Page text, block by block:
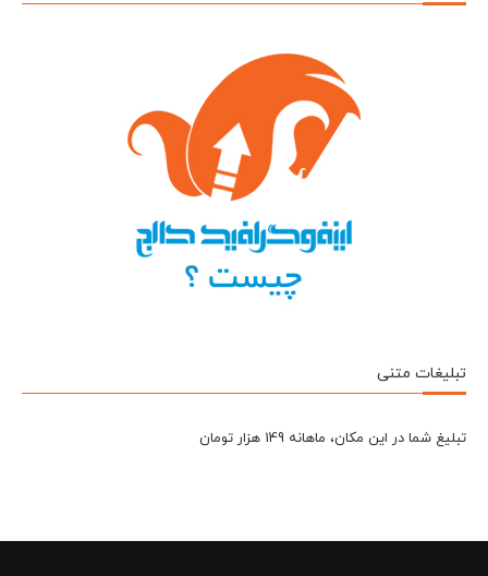
تبلیغات متنی
تبلیغ شما در این مکان، ماهانه 149 هزار تومان